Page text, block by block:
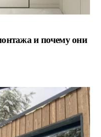
и почему они